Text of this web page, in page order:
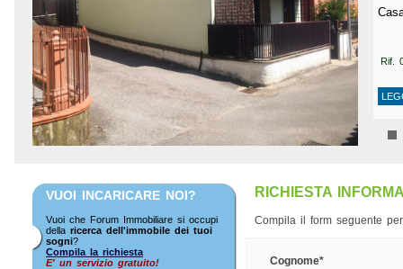
Rif.
VUOI INCARICARE NOI?
Vuoi che Forum Immobiliare si occupi
della ricerca dell'immobile dei tuoi
sogni?
Compila la richiesta
E' un servizio gratuito!
RICHIESTA
Compila il form seguente
Cognome*